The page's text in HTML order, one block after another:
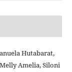
Hutabarat,
Amelia, Siloni